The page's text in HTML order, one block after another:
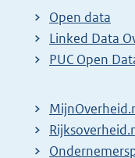
t
e
r
l
i
Open data
Linked Data
PUC Open
E
x
E